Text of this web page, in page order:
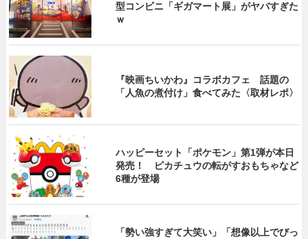
型コンビニ「ギガマート展」がヤバすぎた
ｗ
『映画ちいかわ』コラボカフェ 話題の
「人魚の煮付け」食べてみた〈取材レポ〉
ハッピーセット「ポケモン」第1弾が本日
発売！ ピカチュウの転がすおもちゃなど
6種が登場
「勢い強すぎて大笑い」「想像以上でびっ